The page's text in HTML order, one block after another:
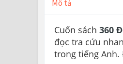
Mô tả
Cuốn sách 360
đọc tra cứu
trong tiếng